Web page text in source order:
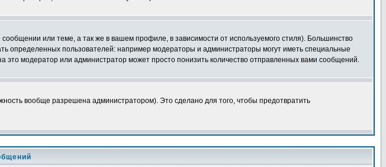
или теме, а так же в вашем профиле, в зависимости от используемого стиля). Большинство
определенных пользователей: например модераторы и администраторы могут иметь специальные
модератор или администратор может просто понизить количество отправленных вами сообщений.
вообще разрешена администратором). Это сделано для того, чтобы предотвратить